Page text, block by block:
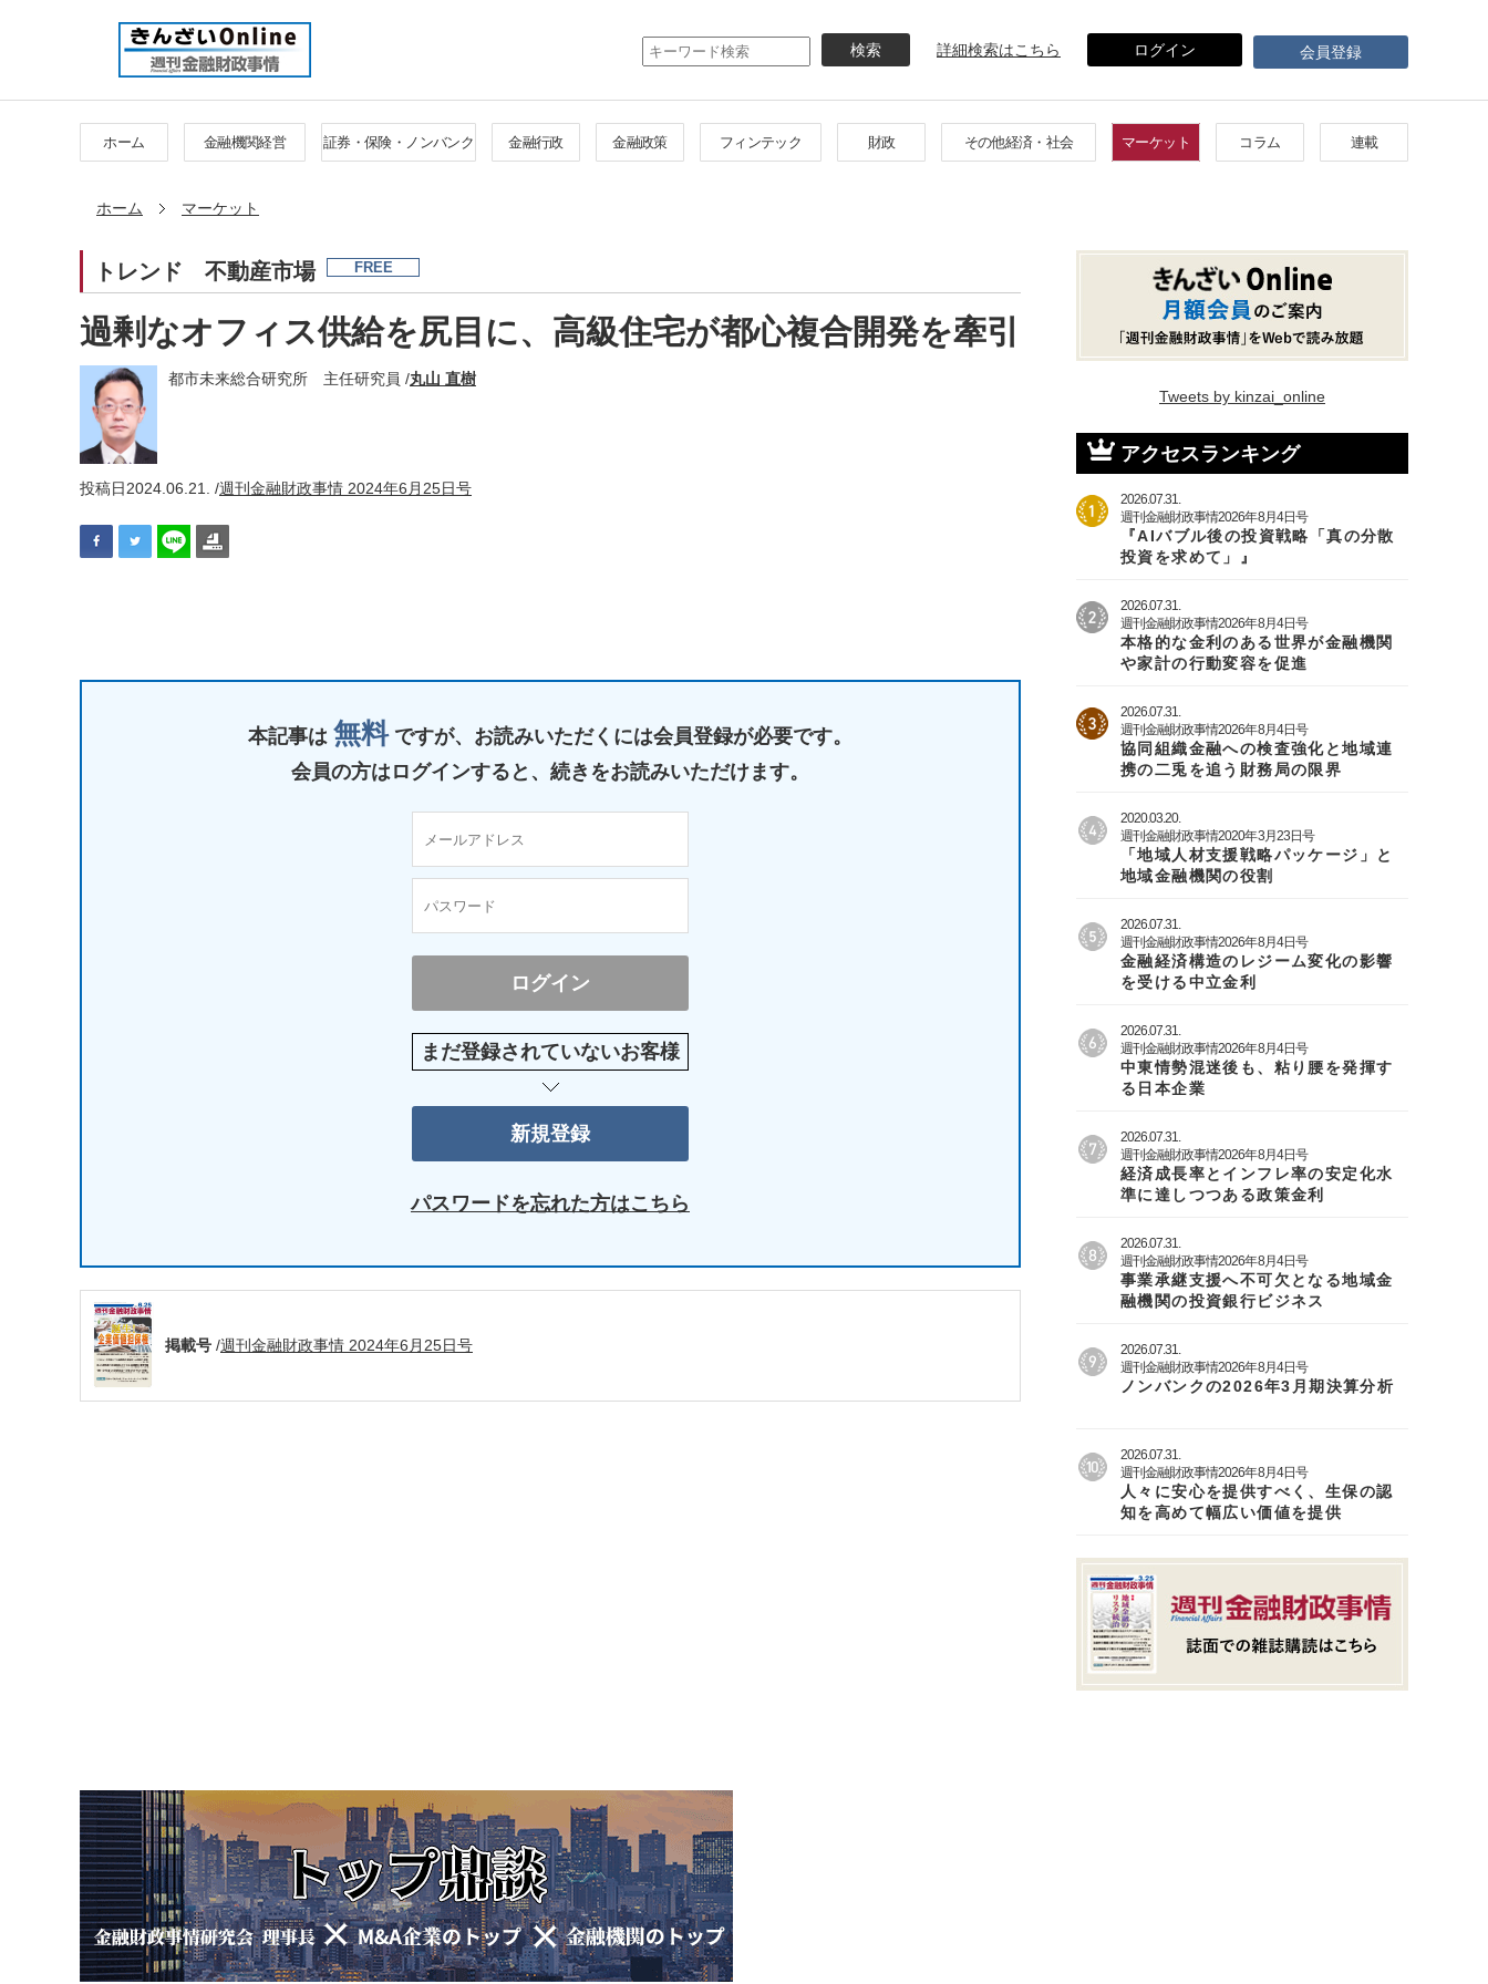
イ
ン
テ
ン
詳細検索はこちら ログイン 会員登録
ホーム 金融機関経営 証券・保険・ノンバンク 金融行政 金融政策 フィンテック 財政 その他経済・社会 マーケット コラム 連載
ホーム マーケット
トレンド 不動産市場 FREE
過剰なオフィス供給を尻目に、高級住宅が都心複合開発を牽引
都市未来総合研究所 主任研究員 /丸山 直樹
投稿日2024.06.21. /週刊金融財政事情 2024年6月25日号
本記事は 無料 ですが、 お読みいただくには会員登録が必要です。
会員の方はログインすると、 続きをお読みいただけます。
まだ登録されていないお客様
パスワードを忘れた方はこちら
掲載号 /週刊金融財政事情 2024年6月25日号
Tweets by kinzai_online
アクセスランキング
2026.07.31.
週刊金融財政事情2026年8月4日号
『AIバブル後の投資戦略「真の分散
投資を求めて」』
2026.07.31.
週刊金融財政事情2026年8月4日号
本格的な金利のある世界が金融機関
や家計の行動変容を促進
2026.07.31.
週刊金融財政事情2026年8月4日号
協同組織金融への検査強化と地域連
携の二兎を追う財務局の限界
2020.03.20.
週刊金融財政事情2020年3月23日号
「地域人材支援戦略パッケージ」と
地域金融機関の役割
2026.07.31.
週刊金融財政事情2026年8月4日号
金融経済構造のレジーム変化の影響
を受ける中立金利
2026.07.31.
週刊金融財政事情2026年8月4日号
中東情勢混迷後も、粘り腰を発揮す
る日本企業
2026.07.31.
週刊金融財政事情2026年8月4日号
経済成長率とインフレ率の安定化水
準に達しつつある政策金利
2026.07.31.
週刊金融財政事情2026年8月4日号
事業承継支援へ不可欠となる地域金
融機関の投資銀行ビジネス
2026.07.31.
週刊金融財政事情2026年8月4日号
ノンバンクの2026年3月期決算分析
2026.07.31.
週刊金融財政事情2026年8月4日号
人々に安心を提供すべく、生保の認
知を高めて幅広い価値を提供